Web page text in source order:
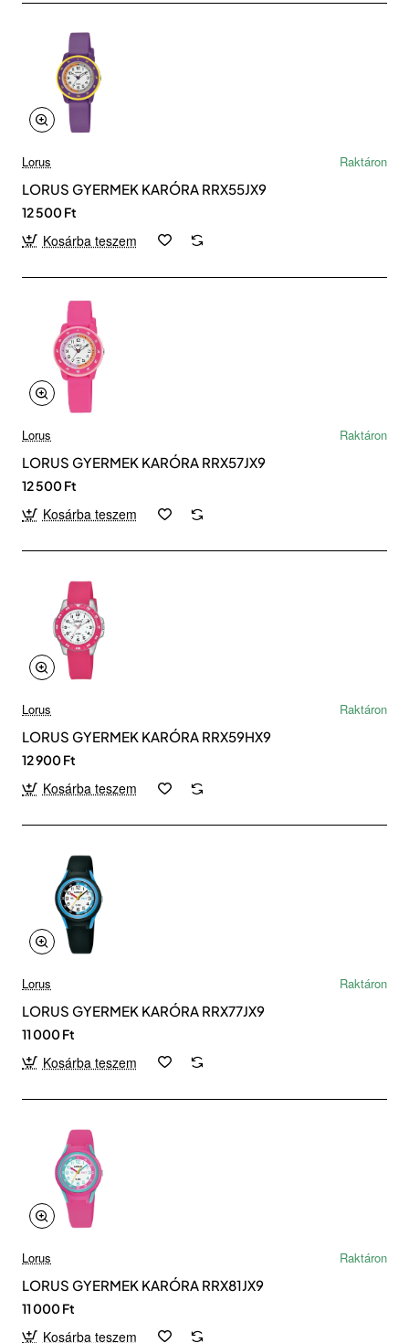
Lorus
Raktáron
LORUS GYERMEK KARÓRA RRX55JX9
12 500 Ft
Kosárba teszem
Lorus
Raktáron
LORUS GYERMEK KARÓRA RRX57JX9
12 500 Ft
Kosárba teszem
Lorus
Raktáron
LORUS GYERMEK KARÓRA RRX59HX9
12 900 Ft
Kosárba teszem
Lorus
Raktáron
LORUS GYERMEK KARÓRA RRX77JX9
11 000 Ft
Kosárba teszem
Lorus
Raktáron
LORUS GYERMEK KARÓRA RRX81JX9
11 000 Ft
Kosárba teszem